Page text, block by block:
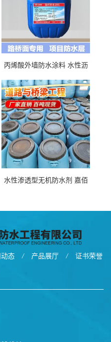
丙烯酸外墙防水涂料 水性沥
厂家
水性渗透型无机防水剂 嘉佰
态 / 产品展厅 / 证书荣誉